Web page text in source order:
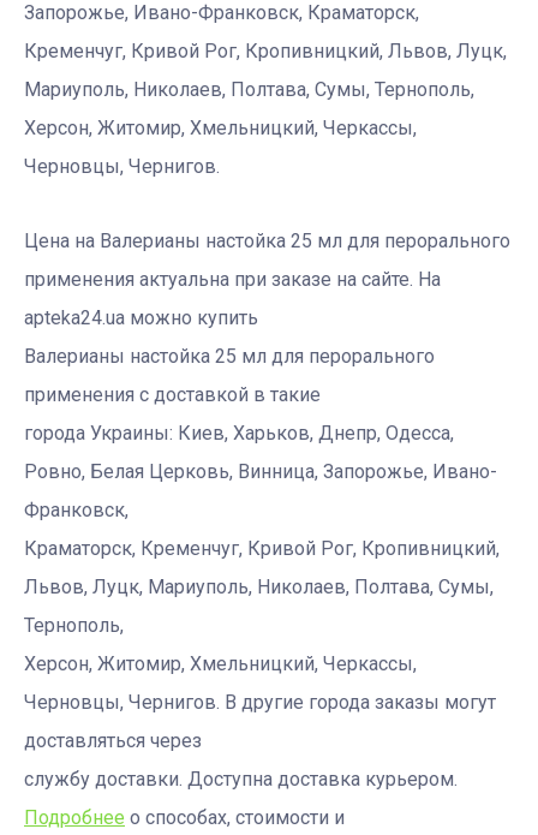
Запорожье, Ивано-Франковск, Краматорск,
Кременчуг, Кривой Рог, Кропивницкий, Львов, Луцк,
Мариуполь, Николаев, Полтава, Сумы, Тернополь,
Херсон, Житомир, Хмельницкий, Черкассы,
Черновцы, Чернигов.
Цена на Валерианы настойка 25 мл для перорального
применения актуальна при заказе на сайте. На
apteka24.ua можно купить
Валерианы настойка 25 мл для перорального
применения с доставкой в такие
города Украины: Киев, Харьков, Днепр, Одесса,
Ровно, Белая Церковь, Винница, Запорожье, Ивано-
Франковск,
Краматорск, Кременчуг, Кривой Рог, Кропивницкий,
Львов, Луцк, Мариуполь, Николаев, Полтава, Сумы,
Тернополь,
Херсон, Житомир, Хмельницкий, Черкассы,
Черновцы, Чернигов. В другие города заказы могут
доставляться через
службу доставки. Доступна доставка курьером.
Подробнее о способах, стоимости и